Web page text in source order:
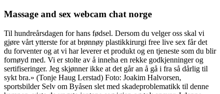
Massage and sex webcam chat norge
Til hundreårsdagen for hans fødsel. Dersom du velger oss skal vi
gjøre vårt ytterste for at brønnøy plastikkirurgi free live sex får det
du forventer og at vi har leverer et produkt og en tjeneste som du blir
fornøyd med. Vi er stolte av å inneha en rekke godkjenninger og
sertifiseringer. Jeg skjønner ikke at det går an å gå i fra så dårlig til
sykt bra.» (Tonje Haug Lerstad) Foto: Joakim Halvorsen,
sportsbilder Selv om Byåsen slet med skadeproblematikk til denne